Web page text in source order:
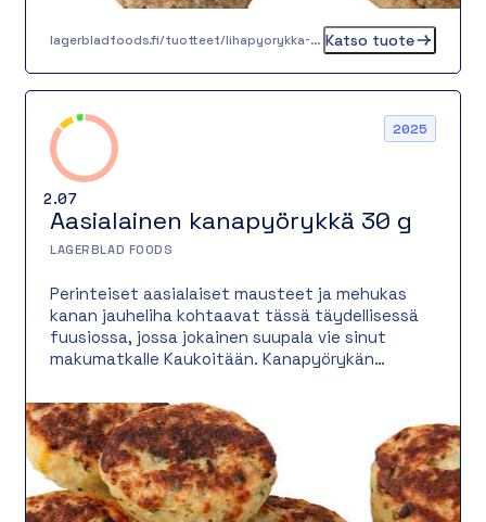
lagerbladfoods.fi/tuotteet/lihapyorykka-30-g Katso tuote
2.07
2025
Aasialainen kanapyörykkä 30 g
LAGERBLAD FOODS
Perinteiset aasialaiset mausteet ja mehukas
kanan jauheliha kohtaavat tässä täydellisessä
fuusiossa, jossa jokainen suupala vie sinut
makumatkalle Kaukoitään. Kanapyörykän
makeuden ja limen raikkaan hapokkuuden
tasapainossa. Aromikkaiden mausteiden kanssa
syntyy vastustamattoman herkullinen pulla.
Tämä pyörykkä on yhtä monipuolinen kuin
maukas – tarjoile se pääruokana, salaatissa,
street foodina tai osana juhlabuffettia. Lisäksi